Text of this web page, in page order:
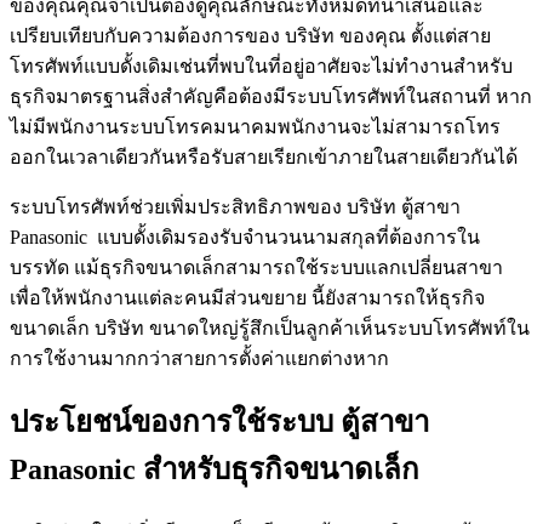
ของคุณคุณจำเป็นต้องดูคุณลักษณะทั้งหมดที่นำเสนอและ
เปรียบเทียบกับความต้องการของ บริษัท ของคุณ ตั้งแต่สาย
โทรศัพท์แบบดั้งเดิมเช่นที่พบในที่อยู่อาศัยจะไม่ทำงานสำหรับ
ธุรกิจมาตรฐานสิ่งสำคัญคือต้องมีระบบโทรศัพท์ในสถานที่ หาก
ไม่มีพนักงานระบบโทรคมนาคมพนักงานจะไม่สามารถโทร
ออกในเวลาเดียวกันหรือรับสายเรียกเข้าภายในสายเดียวกันได้
ระบบโทรศัพท์ช่วยเพิ่มประสิทธิภาพของ บริษัท ตู้สาขา
Panasonic แบบดั้งเดิมรองรับจำนวนนามสกุลที่ต้องการใน
บรรทัด แม้ธุรกิจขนาดเล็กสามารถใช้ระบบแลกเปลี่ยนสาขา
เพื่อให้พนักงานแต่ละคนมีส่วนขยาย นี้ยังสามารถให้ธุรกิจ
ขนาดเล็ก บริษัท ขนาดใหญ่รู้สึกเป็นลูกค้าเห็นระบบโทรศัพท์ใน
การใช้งานมากกว่าสายการตั้งค่าแยกต่างหาก
ประโยชน์ของการใช้ระบบ ตู้สาขา
Panasonic สำหรับธุรกิจขนาดเล็ก